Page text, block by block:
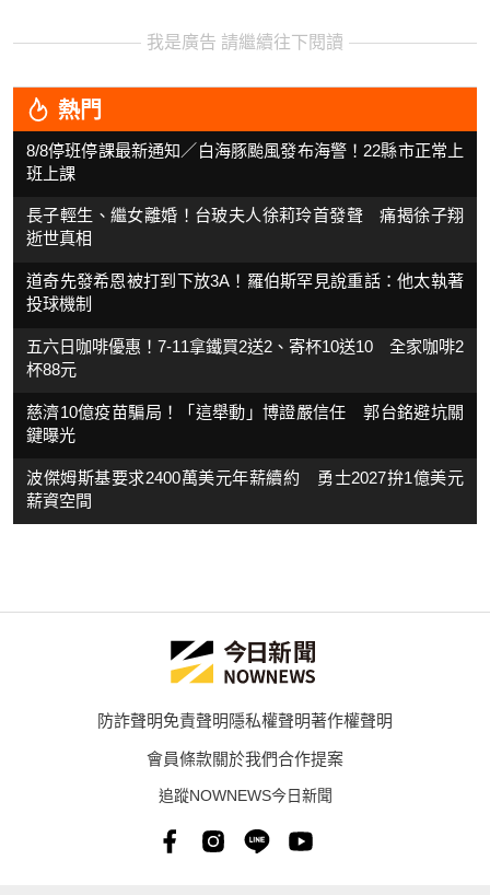
我是廣告 請繼續往下閱讀
熱門
8/8停班停課最新通知／白海豚颱風發布海警！22縣市正常上
班上課
長子輕生、繼女離婚！台玻夫人徐莉玲首發聲 痛揭徐子翔
逝世真相
道奇先發希恩被打到下放3A！羅伯斯罕見說重話：他太執著
投球機制
五六日咖啡優惠！7-11拿鐵買2送2、寄杯10送10 全家咖啡2
杯88元
慈濟10億疫苗騙局！「這舉動」博證嚴信任 郭台銘避坑關
鍵曝光
波傑姆斯基要求2400萬美元年薪續約 勇士2027拚1億美元
薪資空間
防詐聲明免責聲明隱私權聲明著作權聲明
會員條款關於我們合作提案
追蹤NOWNEWS今日新聞